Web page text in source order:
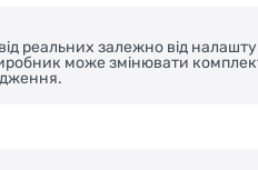
реальних залежно від
може змінювати